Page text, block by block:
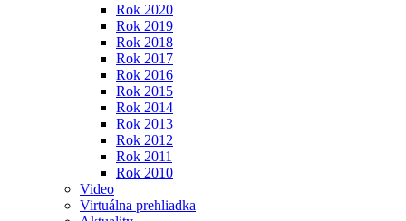
Rok 2020
Rok 2019
Rok 2018
Rok 2017
Rok 2016
Rok 2015
Rok 2014
Rok 2013
Rok 2012
Rok 2011
Rok 2010
Video
Virtuálna prehliadka